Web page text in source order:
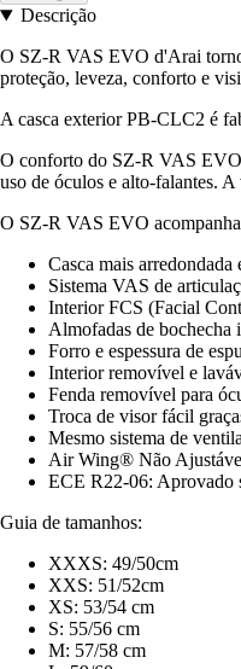
Descrição
O SZ-R VAS EVO d'Arai
proteção, leveza, conforto e
A casca exterior PB-CLC2 é
O conforto do SZ-R VAS EVO
uso de óculos e alto-falantes.
O SZ-R VAS EVO
Casca mais arredondada
Sistema VAS de
Interior FCS (Facial
Almofadas de bochecha
Forro e espessura de
Interior removível e
Fenda removível para
Troca de visor fácil
Mesmo sistema de
Air Wing® Não
ECE R22-06: Aprovado
Guia de tamanhos:
XXXS: 49/50cm
XXS: 51/52cm
XS: 53/54 cm
S: 55/56 cm
M: 57/58 cm